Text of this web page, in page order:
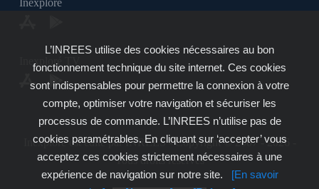
Inexploré TV
Inexploré est édité par INREES - Copyright © 2007 - 2026 -
Tous droits réservés
L’INREES utilise des cookies nécessaires au bon
fonctionnement technique du site internet. Ces cookies
sont indispensables pour permettre la connexion à votre
compte, optimiser votre navigation et sécuriser les
processus de commande. L’INREES n’utilise pas de
cookies paramétrables. En cliquant sur ‘accepter’ vous
acceptez ces cookies strictement nécessaires à une
expérience de navigation sur notre site.
[En savoir